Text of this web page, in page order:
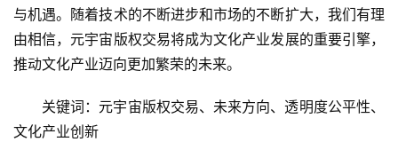
与机遇。随着技术的不断进步和市场的不断扩大，我们有理
由相信，元宇宙版权交易将成为文化产业发展的重要引擎，
推动文化产业迈向更加繁荣的未来。
关键词：元宇宙版权交易、未来方向、透明度公平性、
文化产业创新